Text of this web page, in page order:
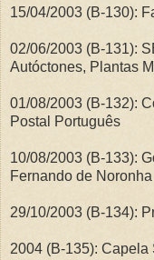
15/04/2003 (B-130):
02/06/2003 (B-131):
Autóctones, Plantas
01/08/2003 (B-132):
Postal Português
10/08/2003 (B-133):
Fernando de Noronha
29/10/2003 (B-134):
2004 (B-135):